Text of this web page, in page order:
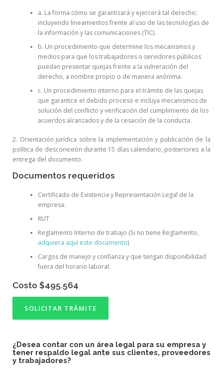
a. La forma cómo se garantizará y ejercerá tal derecho;
incluyendo lineamientos frente al uso de las tecnologías de
la información y las comunicaciones (TIC).
b. Un procedimiento que determine los mecanismos y
medios para que los trabajadores o servidores públicos
puedan presentar quejas frente a la vulneración del
derecho, a nombre propio o de manera anónima.
c. Un procedimiento interno para el trámite de las quejas
que garantice el debido proceso e incluya mecanismos de
solución del conflicto y verificación del cumplimiento de los
acuerdos alcanzados y de la cesación de la conducta.
2. Orientación jurídica sobre la implementación y publicación de la
política de desconexión durante 15 días calendario, posteriores a la
entrega del documento.
Documentos requeridos
Certificado de Existencia y Representación Legal de la
empresa.
RUT
Reglamento Interno de trabajo (Si no tiene Reglamento,
adquiera aquí este documento)
Cargos de manejo y confianza y que tengan disponibilidad
fuera del horario laboral.
Costo $495.564
SOLICITAR TRÁMITE
¿Desea contar con un área legal para su empresa y
tener respaldo legal ante sus clientes, proveedores
y trabajadores?